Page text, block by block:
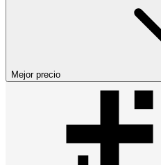
Mejor precio